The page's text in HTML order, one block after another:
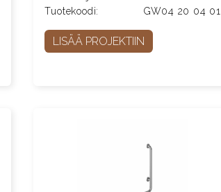
Tuotekoodi:
GW04 20 04 01
LISÄÄ PROJEKTIIN